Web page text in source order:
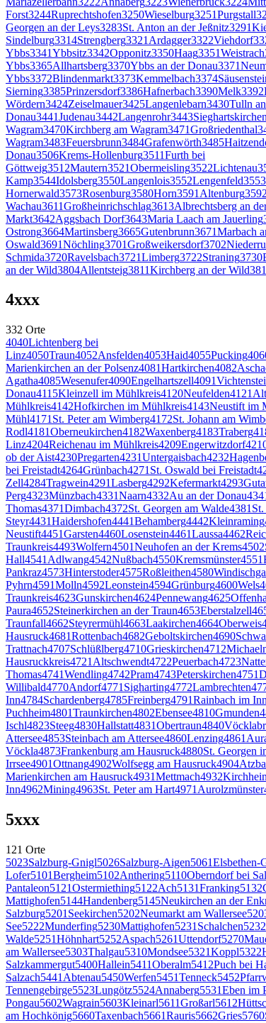
Forst3244Ruprechtshofen3250Wieselburg3251Purgstall
Georgen an der Leys3283St. Anton an der Jeßnitz3291
Sindelburg3314Strengberg3321 Ardagger3322Viehdorf
Ybbs3341Ybbsitz3342Opponitz3350Haag3351Weistrach
Ybbs3365Allhartsberg3370Ybbs an der Donau3371
Ybbs3372Blindenmarkt3373Kemmelbach3374
Sierning3385Prinzersdorf3386Hafnerbach3390Melk3392
Wördern3424Zeiselmauer3425Langenlebarn3430Tulln
Donau3441Judenau3442Langenrohr3443Sieghartskirchen
Wagram3470Kirchberg am Wagram3471Großriedenthal
Wagram3483Feuersbrunn3484Grafenwörth3485
Donau3506Krems-Hollenburg3511Furth bei
Göttweig3512Mautern3521Obermeisling3522Lichtenau
Kamp3544Idolsberg3550Langenlois3552Lengenfeld3553
Hornerwald3573Rosenburg3580Horn3591 Altenburg3592
Wachau3611Großheinrichschlag3613Albrechtsberg an
Markt3642Aggsbach Dorf3643Maria Laach am Jauerling
Ostrong3664Martinsberg3665Gutenbrunn3671Marbach
Oswald3691Nöchling3701Großweikersdorf3702
Schmida3720Ravelsbach3721Limberg3722Straning3730
an der Wild3804Allentsteig3811Kirchberg an der Wild
4xxx
332 Orte
4040Lichtenberg bei
Linz4050Traun4052Ansfelden4053Haid4055Pucking
Marienkirchen an der Polsenz4081Hartkirchen4082
Agatha4085Wesenufer4090Engelhartszell4091
Donau4115Kleinzell im Mühlkreis4120Neufelden4121
Mühlkreis4142Hofkirchen im Mühlkreis4143Neustift im
Mühl4171 St. Peter am Wimberg4172St. Johann am
Rodl4181Oberneukirchen4182Waxenberg4183Traberg
Linz4204Reichenau im Mühlkreis4209Engerwitzdorf
ob der Aist4230Pregarten4231Untergaisbach4232
bei Freistadt4264Grünbach4271 St. Oswald bei Freistadt
Zell4284Tragwein4291Lasberg4292Kefermarkt4293
Perg4323Münzbach4331Naarn4332Au an der Donau
Thomas4371Dimbach4372St. Georgen am Walde4381
Steyr4431Haidershofen4441Behamberg4442Kleinraming
Neustift4451Garsten4460Losenstein4461Laussa4462
Traunkreis4493Wolfern4501Neuhofen an der Krems4502
Hall4541 Adlwang4542Nußbach4550Kremsmünster4551
Pankraz4573Hinterstoder4575Roßleithen4580
Pyhrn4591Molln4592Leonstein4594Grünburg4600Wels
Traunkreis4623Gunskirchen4624Pennewang4625
Paura4652Steinerkirchen an der Traun4653Eberstalzell
Traunfall4662Steyrermühl4663Laakirchen4664Oberweis
Hausruck4681Rottenbach4682Geboltskirchen4690
Trattnach4707Schlüßlberg4710Grieskirchen4712
Hausruckkreis4721 Altschwendt4722Peuerbach4723
Thomas4741Wendling4742Pram4743Peterskirchen4751
Willibald4770Andorf4771 Sigharting4772Lambrechten
Inn4784Schardenberg4785Freinberg4791Rainbach im
Puchheim4801Traunkirchen4802Ebensee4810Gmunden
Ischl4823Steeg4830Hallstatt4831Obertraun4840
Attersee4853Steinbach am Attersee4860Lenzing4861
Vöckla4873Frankenburg am Hausruck4880St. Georgen
Irrsee4901Ottnang4902Wolfsegg am Hausruck4904
Marienkirchen am Hausruck4931Mettmach4932
Inn4962Mining4963St. Peter am Hart4971 Aurolzmünster
5xxx
121 Orte
5023Salzburg-Gnigl5026Salzburg-Aigen5061Elsbethen-
Lofer5101Bergheim5102Anthering5110Oberndorf bei
Pantaleon5121Ostermiething5122Ach5131Franking5132
Mattighofen5144Handenberg5145Neukirchen an der
Salzburg5201 Seekirchen5202Neumarkt am Wallersee
See5222Munderfing5230Mattighofen5231 Schalchen5232
Walde5251Höhnhart5252Aspach5261Uttendorf5270
am Wallersee5303Thalgau5310Mondsee5321Koppl5322
Salzkammergut5400Hallein5411Oberalm5412Puch bei
Salzach5441 Abtenau5450Werfen5451Tenneck5452
Tennengebirge5523Lungötz5524Annaberg5531Eben im
Pongau5602Wagrain5603Kleinarl5611Großarl5612
am Hochkönig5660Taxenbach5661Rauris5662Gries5760